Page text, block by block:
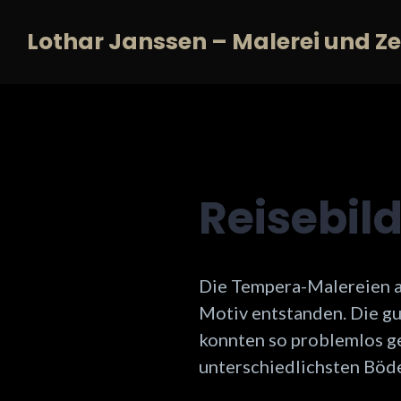
InhaltLothar Janssen – Malerei und
Die Tempera-Malereien
Motiv entstanden. Die
konnten so problemlos
unterschiedlichsten